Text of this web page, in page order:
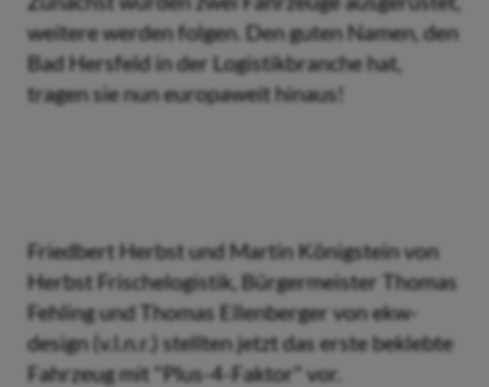
weitere werden folgen. Den guten Namen, den
Bad Hersfeld in der Logistikbranche hat,
tragen sie nun europaweit hinaus!
Friedbert Herbst und Martin Königstein von
Herbst Frischelogistik, Bürgermeister Thomas
Fehling und Thomas Ellenberger von ekw-
design (v.l.n.r.) stellten jetzt das erste beklebte
Fahrzeug mit "Plus-4-Faktor" vor.